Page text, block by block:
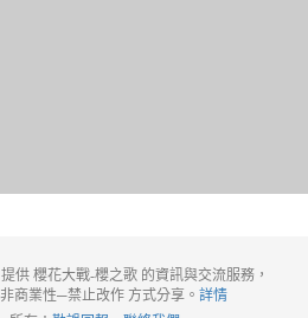
供 櫻花大戰-櫻之歌 的資訊與交流服務，
商業性─禁止改作 方式分享。 詳情